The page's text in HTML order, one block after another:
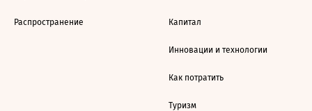
Распространение Капитал
Инновации и технологии
Как потратить
Туризм